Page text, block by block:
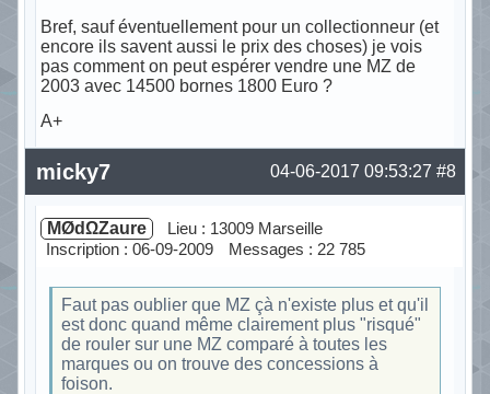
Bref, sauf éventuellement pour un collectionneur (et
encore ils savent aussi le prix des choses) je vois
pas comment on peut espérer vendre une MZ de
2003 avec 14500 bornes 1800 Euro ?
A+
Hors ligne #8
04-06-2017 09:53:27
micky7
MØdΩZaure
Lieu : 13009 Marseille
Inscription : 06-09-2009
Messages : 22 785
Faut pas oublier que MZ çà n'existe plus et qu'il
est donc quand même clairement plus "risqué"
de rouler sur une MZ comparé à toutes les
marques ou on trouve des concessions à
foison.